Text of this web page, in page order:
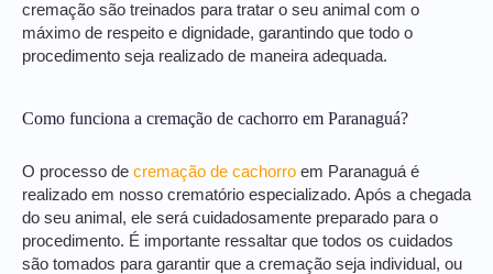
cremação são treinados para tratar o seu animal com o
máximo de respeito e dignidade, garantindo que todo o
procedimento seja realizado de maneira adequada.
Como funciona a cremação de cachorro em Paranaguá?
O processo de cremação de cachorro em Paranaguá é
realizado em nosso crematório especializado. Após a chegada
do seu animal, ele será cuidadosamente preparado para o
procedimento. É importante ressaltar que todos os cuidados
são tomados para garantir que a cremação seja individual, ou